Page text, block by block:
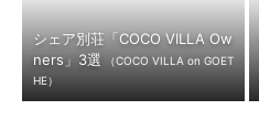
シェア別荘「COCO VILLA Ow
ners」3選
（COCO VILLA on GOET
HE）